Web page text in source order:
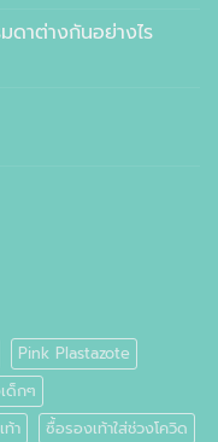
ดาต่างกันอย่างไร
Pink Plastazote
ด็กๆ
ท้า
ซื้อรองเท้าใส่ช่วงโควิด